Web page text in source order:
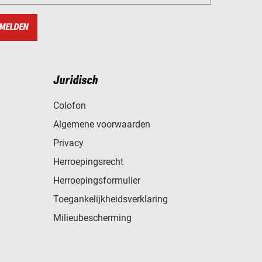
Juridisch
Colofon
Algemene voorwaarden
Privacy
Herroepingsrecht
Herroepingsformulier
Toegankelijkheidsverklaring
Milieubescherming